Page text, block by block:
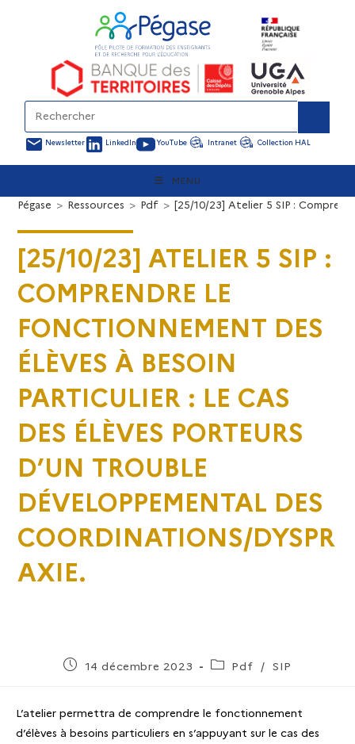
Newsletter LinkedIn YouTube Intranet Collection HAL
MENU
[25/10/23] ATELIER 5 SIP :
COMPRENDRE LE
FONCTIONNEMENT DES
ÉLÈVES À BESOIN
PARTICULIER : LE CAS
DES ÉLÈVES PORTEURS
D’UN TROUBLE
DÉVELOPPEMENTAL DES
COORDINATIONS/DYSPR
AXIE.
Pégase > Ressources > Pdf > [25/10/23] Atelier 5 SIP :
14 décembre 2023 Pdf / SIP
L’atelier permettra de comprendre le fonctionnement
d’élèves à besoins particuliers en s’appuyant sur le cas des